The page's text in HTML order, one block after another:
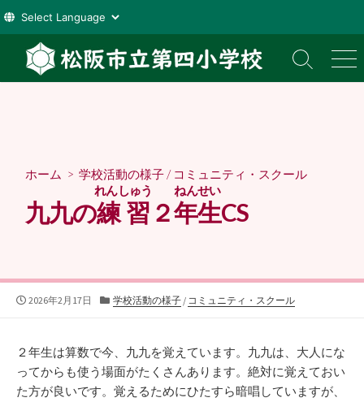
テ
検
索
メ
ニ
ホーム > 学校活動の様子 / コミュニティ・スクール
九九の練習
れんしゅう
２年生
ねんせい
CS
公
2026年2月17日
カ
ー
学校活動の様子/ コミュニティ・スクール
２年生は算数で今、九九を覚えています。九九は、大人にな
ってからも使う場面がたくさんあります。絶対に覚えておい
た方が良いです。覚えるためにひたすら暗唱していますが、